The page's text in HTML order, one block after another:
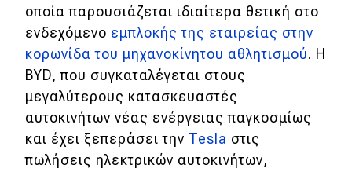
Κόσμος
Τεχνολογία
Ασφάλεια
Αγορά
Απόψεις
οποία παρουσιάζεται ιδιαίτερα θετική στο
ενδεχόμενο εμπλοκής της εταιρείας στην
κορωνίδα του μηχανοκίνητου αθλητισμού. Η
BYD, που συγκαταλέγεται στους
μεγαλύτερους κατασκευαστές
αυτοκινήτων νέας ενέργειας παγκοσμίως
και έχει ξεπεράσει την Tesla στις
πωλήσεις ηλεκτρικών αυτοκινήτων,